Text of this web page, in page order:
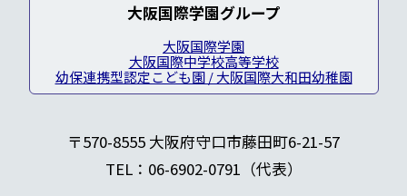
大阪国際学園グループ
大阪国際学園
大阪国際中学校高等学校
幼保連携型認定こども園 / 大阪国際大和田幼稚園
〒570-8555 大阪府守口市藤田町6-21-57
TEL：06-6902-0791（代表）